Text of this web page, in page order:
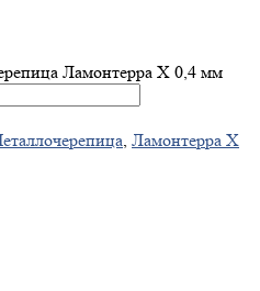
Ламонтерра X 0,4 мм
, Ламонтерра X